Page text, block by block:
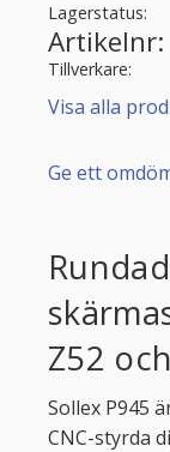
Lagerstatus
Artikelnr
Tillverkare
Visa alla
Ge ett
Z52
Sollex P945
CNC-styrda